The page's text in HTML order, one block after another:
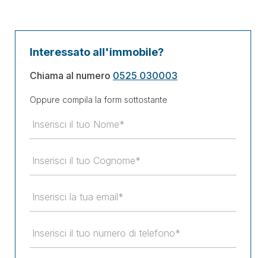
Interessato all'immobile?
Chiama al numero 0525 030003
Oppure compila la form sottostante